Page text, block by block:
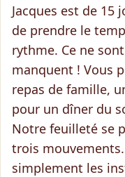
Jacques est de 15
de prendre le
rythme. Ce ne
manquent ! Vous
repas de famille,
pour un dîner du
Notre feuilleté se
trois mouvements
simplement les